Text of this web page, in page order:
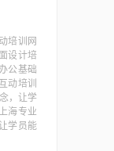
培训网
设计培
公基础
动培训
，让学
海专业
学员能